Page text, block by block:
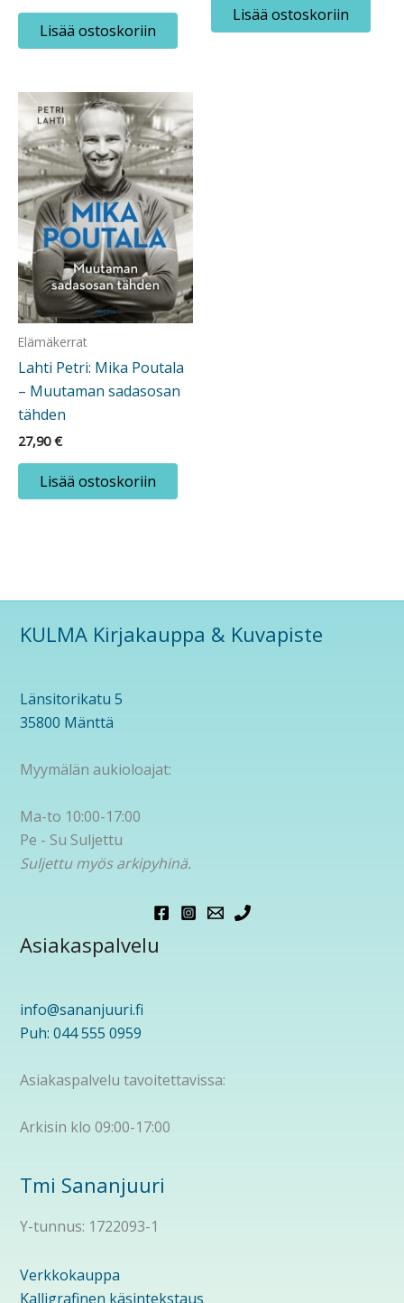
Lisää ostoskoriin
Lisää ostoskoriin
Elämäkerrat
Lahti Petri: Mika Poutala
– Muutaman sadasosan
tähden
27,90€
Lisää ostoskoriin
KULMA Kirjakauppa & Kuvapiste
Länsitorikatu 5
35800 Mänttä
Myymälän aukioloajat:
Ma-to 10:00-17:00
Pe - Su Suljettu
Suljettu myös arkipyhinä.
Asiakaspalvelu
info@sananjuuri.fi
Puh: 044 555 0959
Asiakaspalvelu tavoitettavissa:
Arkisin klo 09:00-17:00
Tmi Sananjuuri
Y-tunnus: 1722093-1
Verkkokauppa
Kalligrafinen käsintekstaus